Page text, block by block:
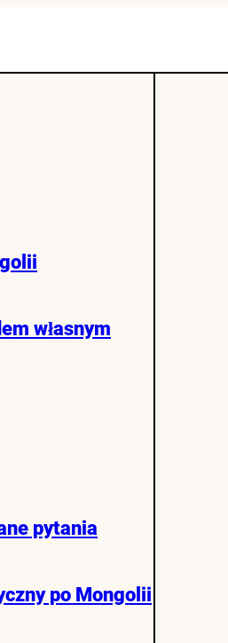
własnym
pytania
po Mongolii